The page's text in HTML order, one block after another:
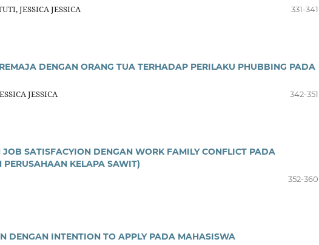
JESSICA JESSICA
331-341
DENGAN ORANG TUA TERHADAP PERILAKU PHUBBING PADA
JESSICA
342-351
SATISFACYION DENGAN WORK FAMILY CONFLICT PADA
KELAPA SAWIT)
352-360
DENGAN INTENTION TO APPLY PADA MAHASISWA